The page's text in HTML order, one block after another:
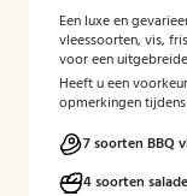
Een luxe en
vleessoorten, vis,
voor een
Heeft u een
opmerkingen
7 soorten BBQ
4 soorten salade